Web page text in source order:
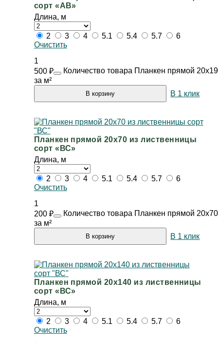
сорт «АВ»
Длина, м
2 3 4 5.1 5.4 5.7
6
Очистить
1
500 ₽
за м²
Количество товара Планкен прямой
В корзину В 1 клик
Планкен прямой 20х70 из лиственницы
сорт «ВС»
Длина, м
2 3 4 5.1 5.4 5.7
6
Очистить
1
200 ₽
за м²
Количество товара Планкен прямой
В корзину В 1 клик
Планкен прямой 20х140 из лиственницы
сорт «ВС»
Длина, м
2 3 4 5.1 5.4 5.7
6
Очистить